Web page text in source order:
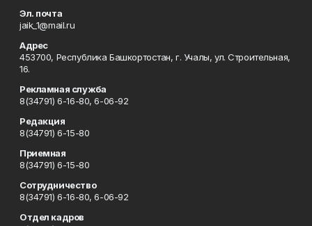
Эл. почта
jaik_1@mail.ru
Адрес
453700, Республика Башкортостан, г. Учалы, ул. Строительная,
16.
Рекламная служба
8(34791) 6-16-80, 6-06-92
Редакция
8(34791) 6-15-80
Приемная
8(34791) 6-15-80
Сотрудничество
8(34791) 6-16-80, 6-06-92
Отдел кадров